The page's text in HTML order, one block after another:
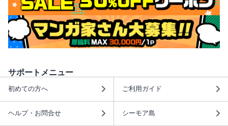
サポートメニュー
初めての方へ ご利用ガイド
ヘルプ・お問合せ シーモア島